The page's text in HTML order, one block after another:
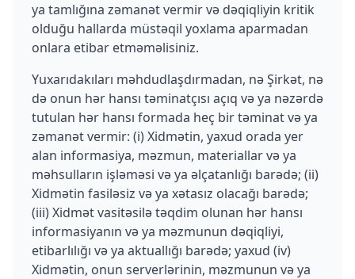
ya tamlığına zəmanət vermir və dəqiqliyin kritik
olduğu hallarda müstəqil yoxlama aparmadan
onlara etibar etməməlisiniz.
Yuxarıdakıları məhdudlaşdırmadan, nə Şirkət, nə
də onun hər hansı təminatçısı açıq və ya nəzərdə
tutulan hər hansı formada heç bir təminat və ya
zəmanət vermir: (i) Xidmətin, yaxud orada yer
alan informasiya, məzmun, materiallar və ya
məhsulların işləməsi və ya əlçatanlığı barədə; (ii)
Xidmətin fasiləsiz və ya xətasız olacağı barədə;
(iii) Xidmət vasitəsilə təqdim olunan hər hansı
informasiyanın və ya məzmunun dəqiqliyi,
etibarlılığı və ya aktuallığı barədə; yaxud (iv)
Xidmətin, onun serverlərinin, məzmunun və ya